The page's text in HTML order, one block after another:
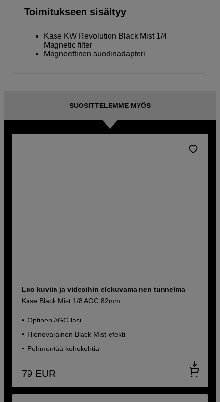
Toimitukseen sisältyy
Kase KW Revolution Black Mist 1/4
Magnetic filter
Magneettinen suodinadapteri
SUOSITTELEMME MYÖS
Luo kuviin ja videoihin elokuvamainen tunnelma
Kase Black Mist 1/8 AGC 82mm
Optinen AGC-lasi
Hienovarainen Black Mist-efekti
Pehmentää kohokohtia
79 EUR